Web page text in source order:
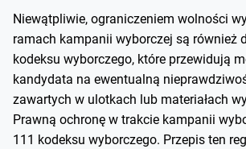
Niewątpliwie, ograniczeniem wolności
ramach kampanii wyborczej są również
kodeksu wyborczego, które przewidują
kandydata na ewentualną
zawartych w ulotkach lub materiałach
Prawną ochronę w trakcie kampanii
111 kodeksu wyborczego. Przepis ten